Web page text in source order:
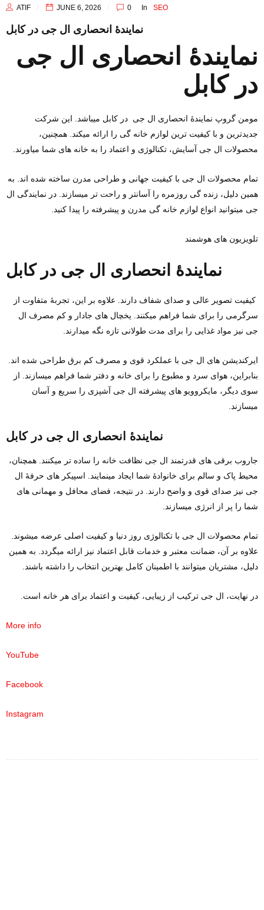
ATIF JUNE 6, 2026 0 In SEO
نمایندهٔ انحصاری ال جی در کابل
نمایندهٔ انحصاری ال جی
در کابل
مومن گروپ نمایندهٔ انحصاری ال جی در کابل میباشد. این شرکت
جدیدترین و با کیفیت ‌ترین لوازم خانه گی را ارائه میکند. همچنین،
محصولات ال جی آسایش، تکنالوژی و اعتماد را به خانه‌ های شما میاورند.
تمام محصولات ال جی با کیفیت جهانی و طراحی مدرن ساخته شده ‌اند. به
همین دلیل، زنده گی روزمره را آسانتر و راحت ‌تر میسازند. در نمایندگی ال
جی میتوانید انواع لوازم خانه گی مدرن و پیشرفته را پیدا کنید.
تلویزیون‌ های هوشمند
نمایندهٔ انحصاری ال جی در کابل
کیفیت تصویر عالی و صدای شفاف دارند. علاوه بر این، تجربهٔ متفاوت از
سرگرمی را برای شما فراهم میکنند. یخچال‌ های جادار و کم‌ مصرف ال
جی نیز مواد غذایی را برای مدت طولانی تازه نگه میدارند.
ایرکندیشن‌ های ال جی با عملکرد قوی و مصرف کم برق طراحی شده ‌اند.
بنابراین، هوای سرد و مطبوع را برای خانه و دفتر شما فراهم میسازند. از
سوی دیگر، مایکروویو های پیشرفته ال جی آشپزی را سریع و آسان
میسازند.
نمایندهٔ انحصاری ال جی در کابل
جاروب‌ برقی‌ های قدرتمند ال جی نظافت خانه را ساده ‌تر میکنند. همچنان،
محیط پاک و سالم برای خانوادهٔ شما ایجاد مینمایند. اسپیکر های حرفهٔ ال
جی نیز صدای قوی و واضح دارند. در نتیجه، فضای محافل و مهمانی‌ های
شما را پر از انرژی میسازند.
تمام محصولات ال جی با تکنالوژی روز دنیا و کیفیت اصلی عرضه میشوند.
علاوه بر آن، ضمانت معتبر و خدمات قابل اعتماد نیز ارائه میگردد. به همین
دلیل، مشتریان میتوانند با اطمینان کامل بهترین انتخاب را داشته باشند.
در نهایت، ال جی ترکیب از زیبایی، کیفیت و اعتماد برای هر خانه است.
More info
YouTube
Facebook
Instagram